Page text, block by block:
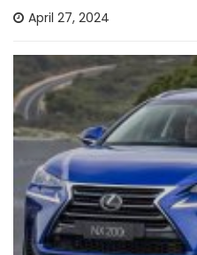
April 27, 2024